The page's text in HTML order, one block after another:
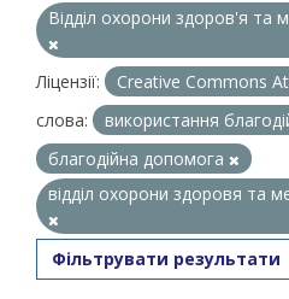
Відділ охорони здоров'я та
Ліцензії: Creative Commons
слова:
використання
благодійна допомога
відділ охорони здоровя та
Фільтрувати результати